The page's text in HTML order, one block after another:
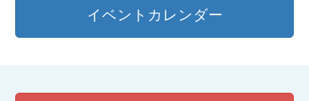
イベントカレンダー